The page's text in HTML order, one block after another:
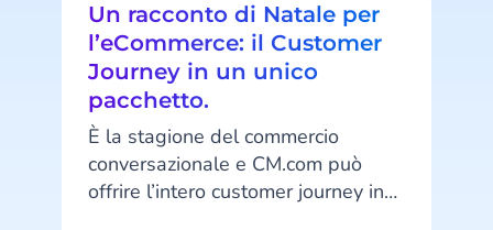
Un racconto di Natale per
l’eCommerce: il Customer
Journey in un unico
pacchetto.
È la stagione del commercio
conversazionale e CM.com può
offrire l’intero customer journey in